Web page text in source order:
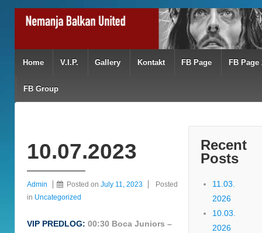
Home V.I.P. Gallery Kontakt FB Page FB Page
FB Group
10.07.2023
Admin Posted on July 11, 2023
Posted
in Uncategorized
VIP PREDLOG: 00:30 Boca Juniors –
Recent
Posts
11.03.
2026
10.03.
2026